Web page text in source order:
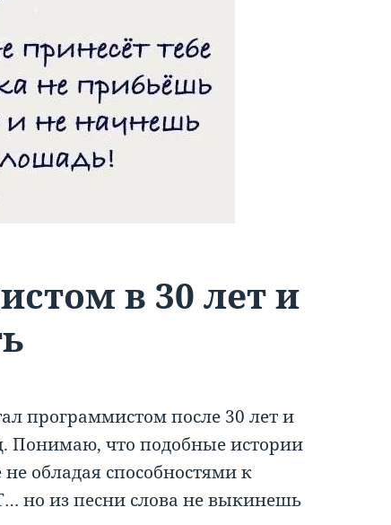
в 30 лет и
программистом после 30 лет и
Понимаю, что подобные истории
обладая способностями к
но из песни слова не выкинешь